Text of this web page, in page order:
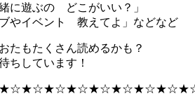
に遊ぶの どこがいい？」
イベント 教えてよ」などなど
たもたくさん読めるかも？
ちしています！